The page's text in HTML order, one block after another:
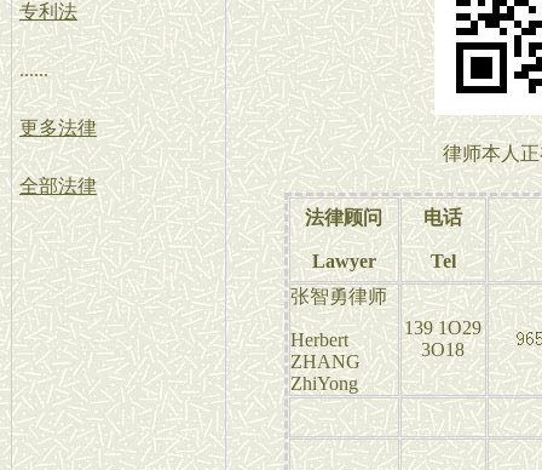
专利法
......
更多法律
全部法律
律师本人
法律顾问
Lawyer
电话
Tel
张智勇律师
Herbert
ZHANG
ZhiYong
139 1O29
3O18